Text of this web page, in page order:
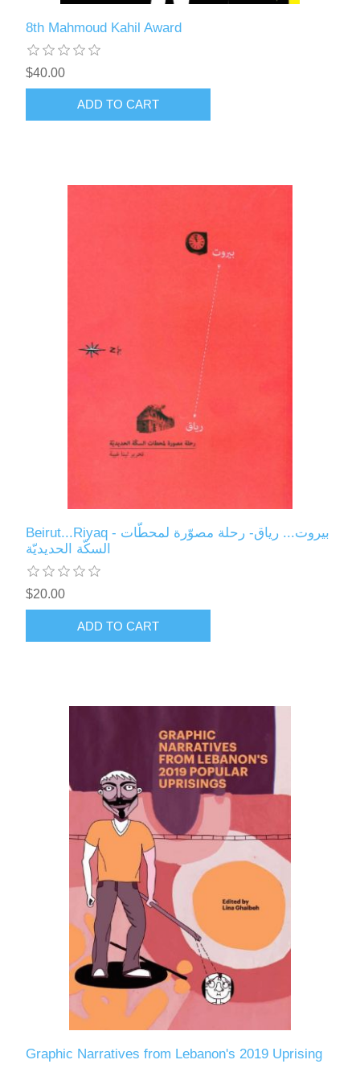
8th Mahmoud Kahil Award
$40.00
ADD TO CART
Beirut...Riyaq - بيروت... رياق- رحلة مصوّرة لمحطّات
السكّة الحديديّة
$20.00
ADD TO CART
Graphic Narratives from Lebanon's 2019 Uprising